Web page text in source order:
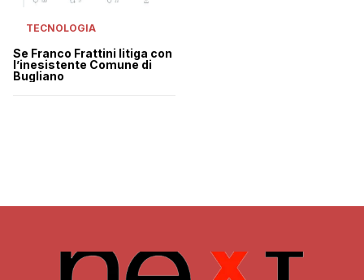
TECNOLOGIA
Se Franco Frattini litiga con
l’inesistente Comune di
Bugliano